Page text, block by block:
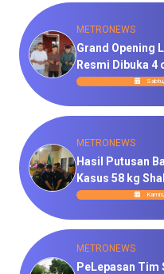
METRONEWS
Grand Opening
Resmi Dibuka 4
METRONEWS
Hasil Putusan
Kasus 58 kg
METRONEWS
PeLepasan Tim